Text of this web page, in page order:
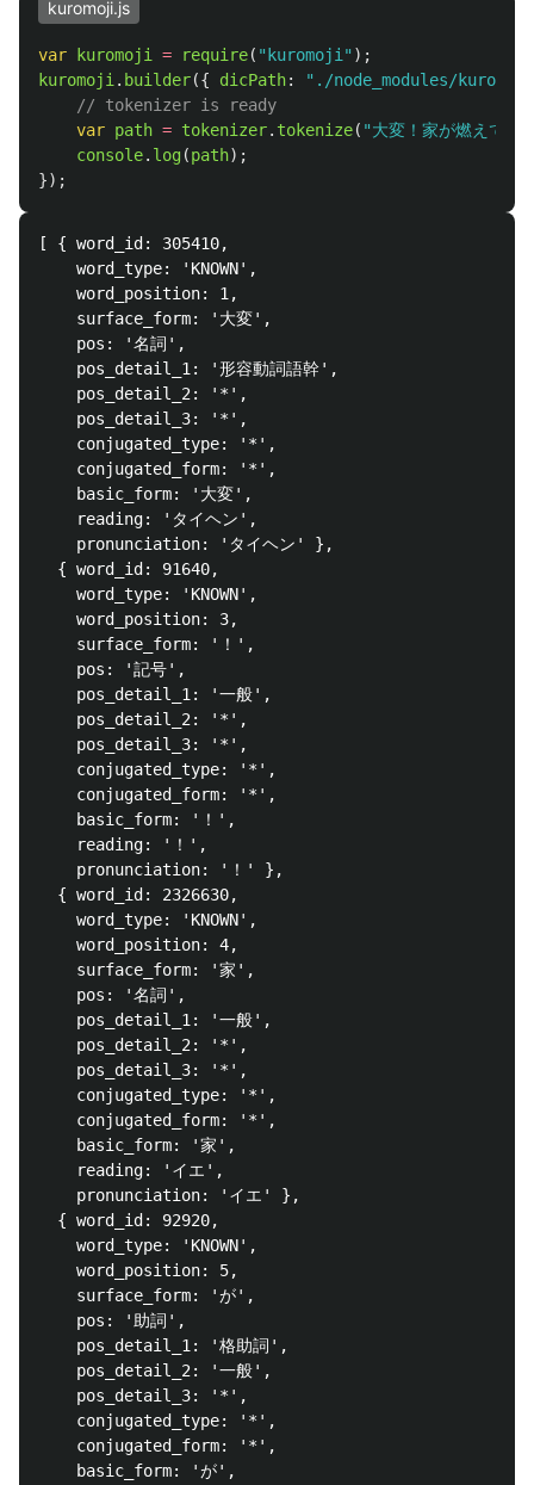
kuromoji.js
var kuromoji = require( " kuromoji " );
kuromoji . builder({ dicPath: " ./node_modules/
// tokenizer is ready
var path = tokenizer. tokenize( "大変！家が燃えてて
console. log(path);
});
[ { word_id: 305410,
    word_type: 'KNOWN',
    word_position: 1,
    surface_form: '大変',
    pos: '名詞',
    pos_detail_1: '形容動詞語幹',
    pos_detail_2: '*',
    pos_detail_3: '*',
    conjugated_type: '*',
    conjugated_form: '*',
    basic_form: '大変',
    reading: 'タイヘン',
    pronunciation: 'タイヘン' },
  { word_id: 91640,
    word_type: 'KNOWN',
    word_position: 3,
    surface_form: '！',
    pos: '記号',
    pos_detail_1: '一般',
    pos_detail_2: '*',
    pos_detail_3: '*',
    conjugated_type: '*',
    conjugated_form: '*',
    basic_form: '！',
    reading: '！',
    pronunciation: '！' },
  { word_id: 2326630,
    word_type: 'KNOWN',
    word_position: 4,
    surface_form: '家',
    pos: '名詞',
    pos_detail_1: '一般',
    pos_detail_2: '*',
    pos_detail_3: '*',
    conjugated_type: '*',
    conjugated_form: '*',
    basic_form: '家',
    reading: 'イエ',
    pronunciation: 'イエ' },
  { word_id: 92920,
    word_type: 'KNOWN',
    word_position: 5,
    surface_form: 'が',
    pos: '助詞',
    pos_detail_1: '格助詞',
    pos_detail_2: '一般',
    pos_detail_3: '*',
    conjugated_type: '*',
    conjugated_form: '*',
    basic_form: 'が',